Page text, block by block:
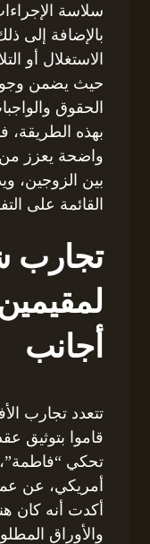
سلاسة
بالإضافة إلى
الاستغلال أو
حيث يضمن
الحقوق
بهذه الطريقة،
واضحة يعزز من
بين الزوجين،
القائمة على
تجارب
أجانب
تتعدد تجارب
قاموا بتوثيق
تحكي
أمريكي، عن
أكدت أنه كان
والأوراق